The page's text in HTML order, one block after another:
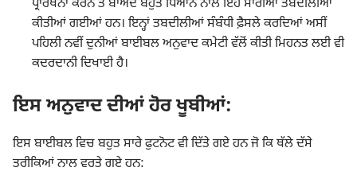
ਪ੍ਰਾਰਥਨਾ ਕਰਨ ਤੋਂ ਬਾਅਦ ਬਹੁਤ ਧਿਆਨ ਨਾਲ ਇਹ ਸਾਰੀਆਂ ਤਬਦੀਲੀਆਂ
ਕੀਤੀਆਂ ਗਈਆਂ ਹਨ। ਇਨ੍ਹਾਂ ਤਬਦੀਲੀਆਂ ਸੰਬੰਧੀ ਫ਼ੈਸਲੇ ਕਰਦਿਆਂ ਅਸੀਂ
ਪਹਿਲੀ ਨਵੀਂ ਦੁਨੀਆਂ ਬਾਈਬਲ ਅਨੁਵਾਦ ਕਮੇਟੀ ਵੱਲੋਂ ਕੀਤੀ ਮਿਹਨਤ ਲਈ ਵੀ
ਕਦਰਦਾਨੀ ਦਿਖਾਈ ਹੈ।
ਇਸ ਅਨੁਵਾਦ ਦੀਆਂ ਹੋਰ ਖੂਬੀਆਂ:
ਇਸ ਬਾਈਬਲ ਵਿਚ ਬਹੁਤ ਸਾਰੇ ਫੁਟਨੋਟ ਵੀ ਦਿੱਤੇ ਗਏ ਹਨ ਜੋ ਕਿ ਥੱਲੇ ਦੱਸੇ
ਤਰੀਕਿਆਂ ਨਾਲ ਵਰਤੇ ਗਏ ਹਨ: